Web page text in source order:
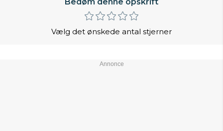
Vælg det ønskede antal stjerner